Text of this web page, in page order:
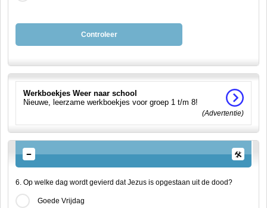
Controleer
Werkboekjes Weer naar school
Nieuwe, leerzame werkboekjes voor groep 1 t/m 8!
(Advertentie)
6. Op welke dag wordt gevierd dat Jezus is opgestaan uit de dood?
Goede Vrijdag